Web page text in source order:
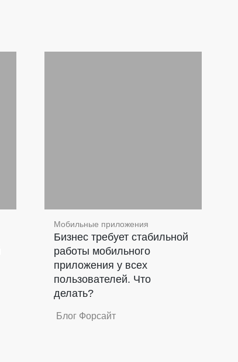
Мобильные приложения
Бизнес требует стабильной
работы мобильного
приложения у всех
пользователей. Что
делать?
Блог Форсайт